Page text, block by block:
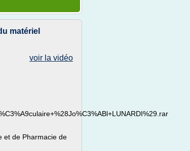
matériel
voir la vidéo
et de Pharmacie de